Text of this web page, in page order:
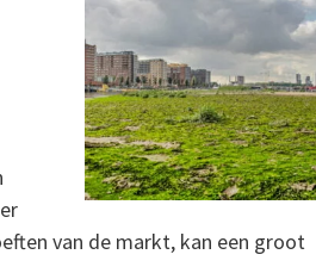
van de markt, kan een groot